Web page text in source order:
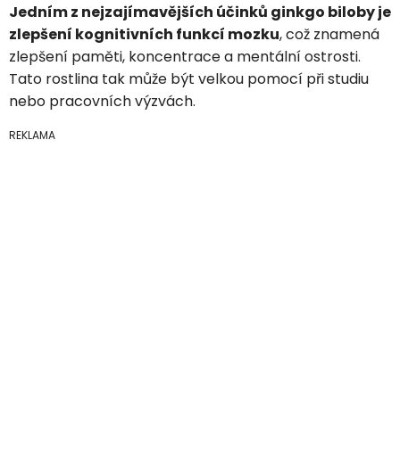
Jedním z nejzajímavějších účinků ginkgo biloby je
zlepšení kognitivních funkcí mozku, což znamená
zlepšení paměti, koncentrace a mentální ostrosti.
Tato rostlina tak může být velkou pomocí při studiu
nebo pracovních výzvách.
REKLAMA